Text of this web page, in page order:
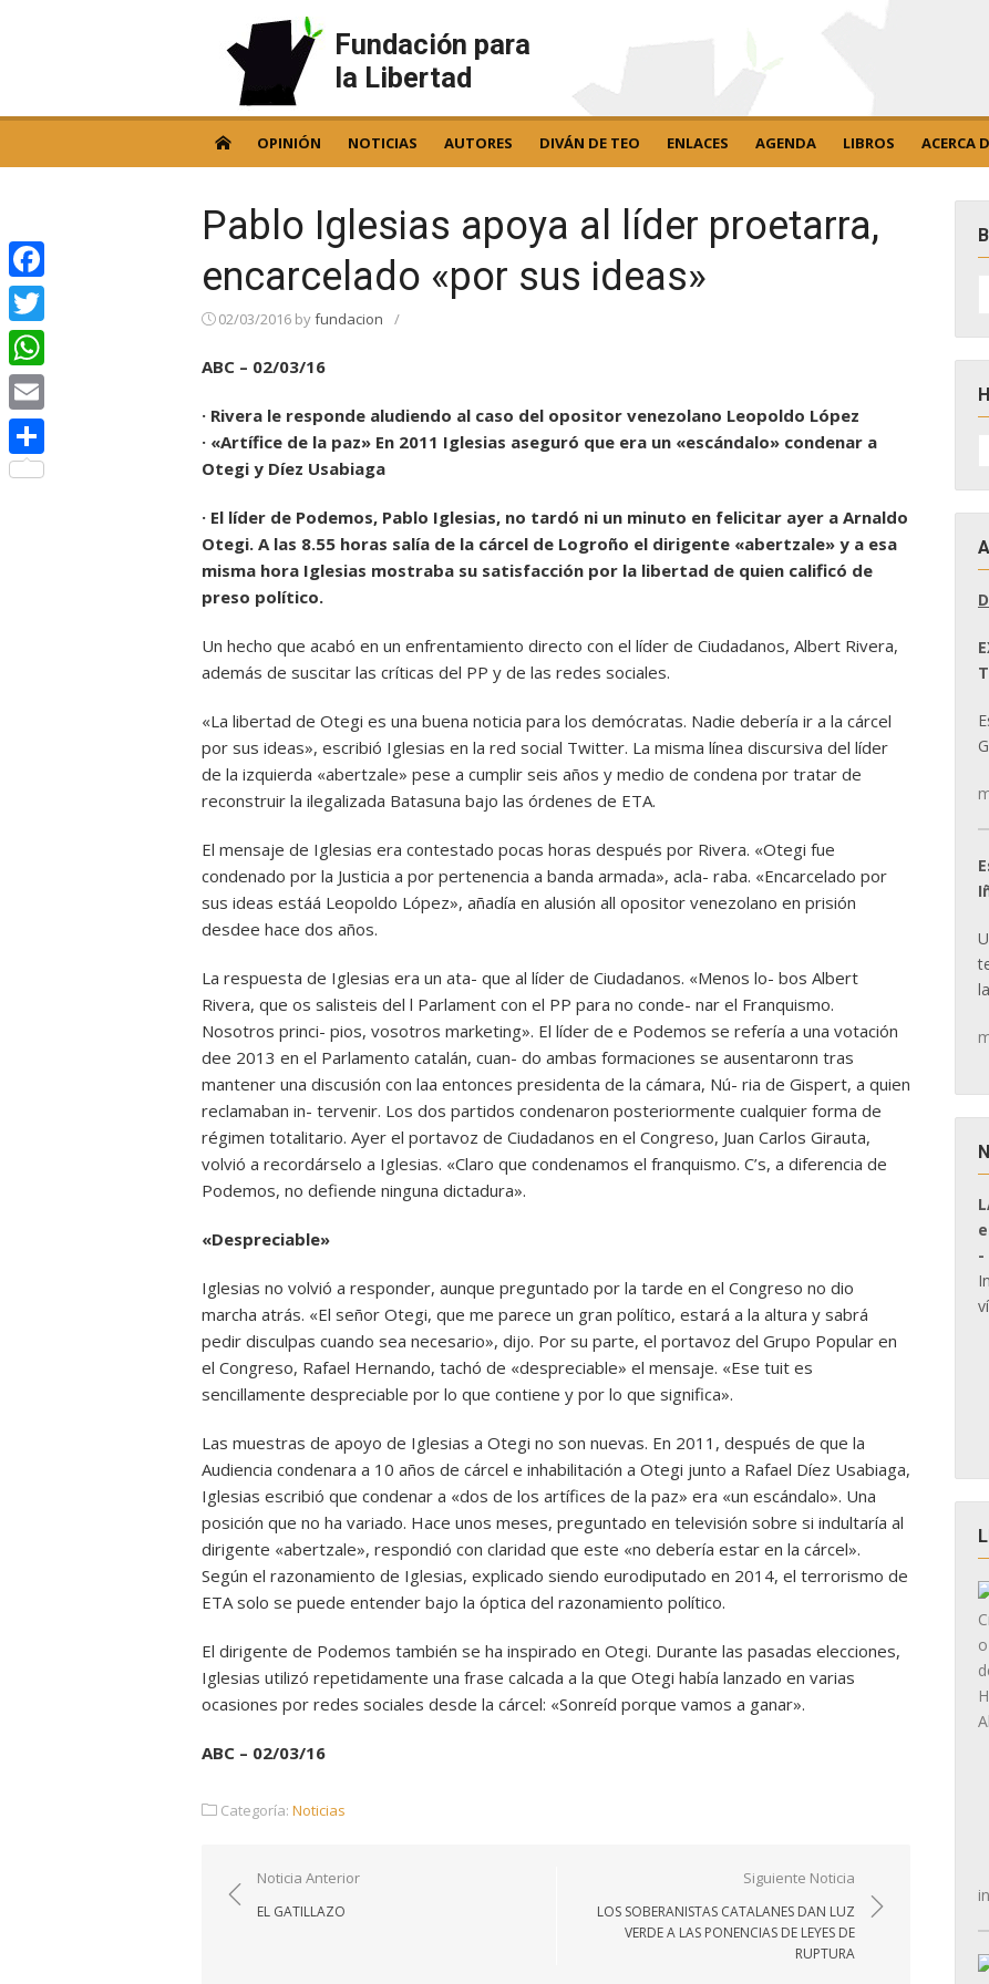
Fundación para
la Libertad
OPINIÓN NOTICIAS AUTORES DIVÁN DE TEO ENLACES AGENDA LIBROS ACERCA
Pablo Iglesias apoya al líder proetarra,
encarcelado «por sus ideas»
02/03/2016 byfundacion /
ABC – 02/03/16
· Rivera le responde aludiendo al caso del opositor venezolano Leopoldo López
· «Artífice de la paz» En 2011 Iglesias aseguró que era un «escándalo» condenar a
Otegi y Díez Usabiaga
· El líder de Podemos, Pablo Iglesias, no tardó ni un minuto en felicitar ayer a Arnaldo
Otegi. A las 8.55 horas salía de la cárcel de Logroño el dirigente «abertzale» y a esa
misma hora Iglesias mostraba su satisfacción por la libertad de quien calificó de
preso político.
Un hecho que acabó en un enfrentamiento directo con el líder de Ciudadanos, Albert Rivera,
además de suscitar las críticas del PP y de las redes sociales.
«La libertad de Otegi es una buena noticia para los demócratas. Nadie debería ir a la cárcel
por sus ideas», escribió Iglesias en la red social Twitter. La misma línea discursiva del líder
de la izquierda «abertzale» pese a cumplir seis años y medio de condena por tratar de
reconstruir la ilegalizada Batasuna bajo las órdenes de ETA.
El mensaje de Iglesias era contestado pocas horas después por Rivera. «Otegi fue
condenado por la Justicia a por pertenencia a banda armada», acla- raba. «Encarcelado por
sus ideas estáá Leopoldo López», añadía en alusión all opositor venezolano en prisión
desdee hace dos años.
La respuesta de Iglesias era un ata- que al líder de Ciudadanos. «Menos lo- bos Albert
Rivera, que os salisteis del l Parlament con el PP para no conde- nar el Franquismo.
Nosotros princi- pios, vosotros marketing». El líder de e Podemos se refería a una votación
dee 2013 en el Parlamento catalán, cuan- do ambas formaciones se ausentaronn tras
mantener una discusión con laa entonces presidenta de la cámara, Nú- ria de Gispert, a quien
reclamaban in- tervenir. Los dos partidos condenaron posteriormente cualquier forma de
régimen totalitario. Ayer el portavoz de Ciudadanos en el Congreso, Juan Carlos Girauta,
volvió a recordárselo a Iglesias. «Claro que condenamos el franquismo. C’s, a diferencia de
Podemos, no defiende ninguna dictadura».
«Despreciable»
Iglesias no volvió a responder, aunque preguntado por la tarde en el Congreso no dio
marcha atrás. «El señor Otegi, que me parece un gran político, estará a la altura y sabrá
pedir disculpas cuando sea necesario», dijo. Por su parte, el portavoz del Grupo Popular en
el Congreso, Rafael Hernando, tachó de «despreciable» el mensaje. «Ese tuit es
sencillamente despreciable por lo que contiene y por lo que significa».
Las muestras de apoyo de Iglesias a Otegi no son nuevas. En 2011, después de que la
Audiencia condenara a 10 años de cárcel e inhabilitación a Otegi junto a Rafael Díez Usabiaga,
Iglesias escribió que condenar a «dos de los artífices de la paz» era «un escándalo». Una
posición que no ha variado. Hace unos meses, preguntado en televisión sobre si indultaría al
dirigente «abertzale», respondió con claridad que este «no debería estar en la cárcel».
Según el razonamiento de Iglesias, explicado siendo eurodiputado en 2014, el terrorismo de
ETA solo se puede entender bajo la óptica del razonamiento político.
El dirigente de Podemos también se ha inspirado en Otegi. Durante las pasadas elecciones,
Iglesias utilizó repetidamente una frase calcada a la que Otegi había lanzado en varias
ocasiones por redes sociales desde la cárcel: «Sonreíd porque vamos a ganar».
ABC – 02/03/16
Categoría: Noticias
Navegación
de
Noticia Anterior
EL GATILLAZO
Siguiente Noticia
LOS SOBERANISTAS CATALANES DAN LUZ
VERDE A LAS PONENCIAS DE LEYES DE
RUPTURA
-
Facebook
Twitter
WhatsApp
Email
Compartir